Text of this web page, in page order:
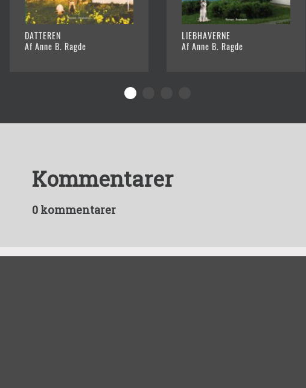
DATTEREN
Af Anne B. Ragde
LIEBHAVERNE
Af Anne B. Ragde
Kommentarer
0 kommentarer